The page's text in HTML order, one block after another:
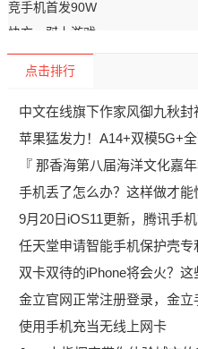
点击排行
中文在线旗下作家风御九秋封
苹果猛发力！A14+双模5G+
『 那香海第八届海洋文化嘉年
手机丢了怎么办？这样做才能
9月20日iOS11更新，腾讯手
任天堂申请智能手机保护壳专
双卡双待的iPhone将会火？这
金立官网正常注册登录，金立
使用手机充当无线上网卡